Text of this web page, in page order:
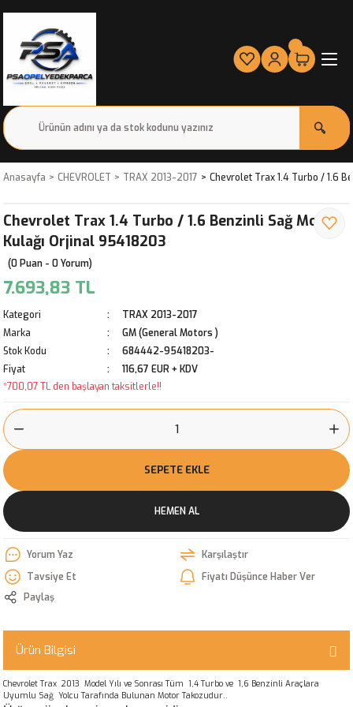
Anasayfa CHEVROLET TRAX 2013-2017 Chevrolet Trax 1.4 Turbo / 1.6
Chevrolet Trax 1.4 Turbo / 1.6 Benzinli Sağ Motor
Kulağı Orjinal 95418203
(0 Puan - 0 Yorum)
7.693,83 TL
Kategori
TRAX 2013-2017
Marka
GM (General Motors )
Stok Kodu
684442-95418203-
Fiyat
116,67 EUR + KDV
*700,07 TL den başlayan taksitlerle!!
SEPETE EKLE
HEMEN AL
Yorum Yaz
Karşılaştır
Tavsiye Et
Fiyatı Düşünce Haber Ver
Paylaş
Ürün Bilgisi
Chevrolet Trax 2013 Model Yılı ve Sonrası Tüm 1,4 Turbo ve 1,6 Benzinli Araçlara
Uyumlu Sağ Yolcu Tarafında Bulunan Motor Takozudur..